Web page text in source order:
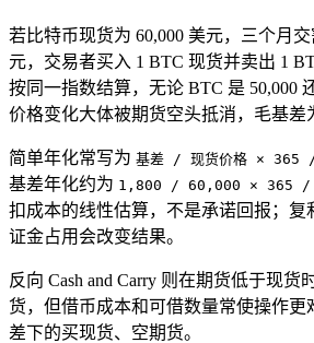
若比特币现货为 60,000 美元，三个月
元，交易者买入 1 BTC 现货并卖出 1
按同一指数结算，无论 BTC 是 50,000
价格变化大体被期货空头抵消，毛基差
简单年化常写为 基差 / 现货价格 × 365 /
基差年化约为 1,800 / 60,000 × 365 /
扣成本的线性估算，不是承诺回报；复
证金占用会改变结果。
反向 Cash and Carry 则在期货低于现货
货，但借币成本和可借数量常使操作更
差下的买现货、空期货。